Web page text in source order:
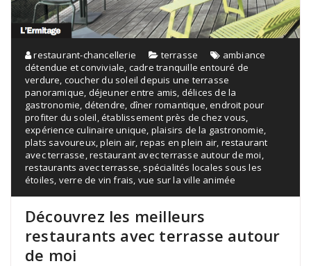
restaurant-chancellerie terrasse
ambiance
détendue et conviviale, cadre tranquille entouré de
verdure, coucher du soleil depuis une terrasse
panoramique, déjeuner entre amis, délices de la
gastronomie, détendre, dîner romantique,endroit pour
profiter du soleil,établissement près de chez vous,
expérience culinaire unique, plaisirs de la gastronomie,
plats savoureux,plein air, repas en plein air, restaurant
avec terrasse,restaurant avec terrasse autour de moi,
restaurants avec terrasse, spécialités locales sous les
étoiles, verre de vin frais, vue sur la ville animée
Découvrez les meilleurs
restaurants avec terrasse autour
de moi